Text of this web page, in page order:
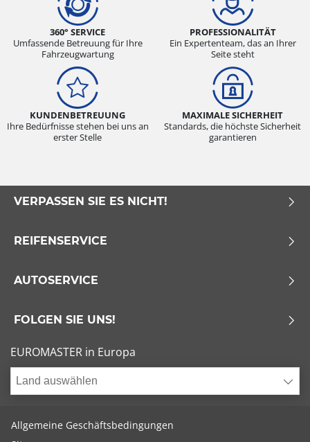
360° SERVICE
Umfassende Betreuung für Ihre
Fahrzeugwartung
PROFESSIONALITÄT
Ein Expertenteam, das an Ihrer
Seite steht
KUNDENBETREUUNG
Ihre Bedürfnisse stehen bei uns an
erster Stelle
MAXIMALE SICHERHEIT
Standards, die höchste Sicherheit
garantieren
VERPASSEN SIE ES NICHT!
REIFENSERVICE
AUTOSERVICE
FOLGEN SIE UNS!
EUROMASTER in Europa
Land auswählen
Allgemeine Geschäftsbedingungen